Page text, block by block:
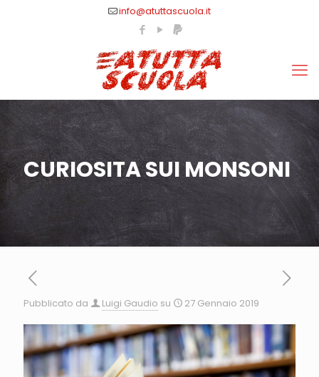
info@atuttascuola.it
CURIOSITA SUI MONSONI
Pubblicato da Luigi Gaudio su 27 Gennaio 2019